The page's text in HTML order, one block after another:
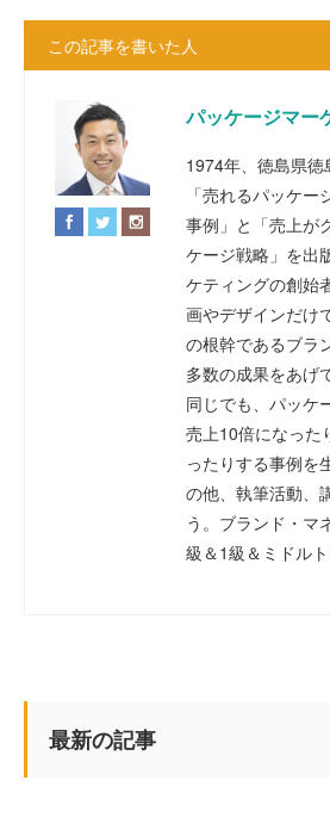
この記事を書いた人
パッケージマー
1974年、徳島県
「売れるパッケ
事例」と「売上が
ケージ戦略」を出
ケティングの創始
画やデザインだけ
の根幹であるブラ
多数の成果をあげ
同じでも、パッケ
売上10倍になった
ったりする事例を
の他、執筆活動、
う。ブランド・マ
級＆1級＆ミドルト
最新の記事